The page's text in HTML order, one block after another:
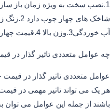
1.نصب سخت به ویژه زمان باز
شاخک های
آب خوردگی3.وزن بالا 4.قیمت چهار چوب فلزی
چه عوامل متعددی تاثیر گذار
عوامل متعددی تاثیر گذار در
هر یک می تواند تاثیر مهمی در
باشند از جمله این عوامل می توان